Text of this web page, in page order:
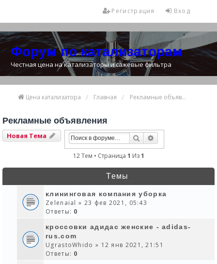
Вход
Регистрация
Форум по катализаторам
Честная цена на катализаторы и сажевые фильтра
Цена катализатора Главная Рекламные объявления
Рекламные объявления
Новая Тема Поиск
12 Тем • Страница 1 Из1
Темы
клининговая компания уборка
Zelenaial » 23 фев 2021, 05:43
Ответы: 0
кроссовки адидас женские - adidas-
rus.com
UgrastoWhido » 12 янв 2021, 21:51
Ответы: 0